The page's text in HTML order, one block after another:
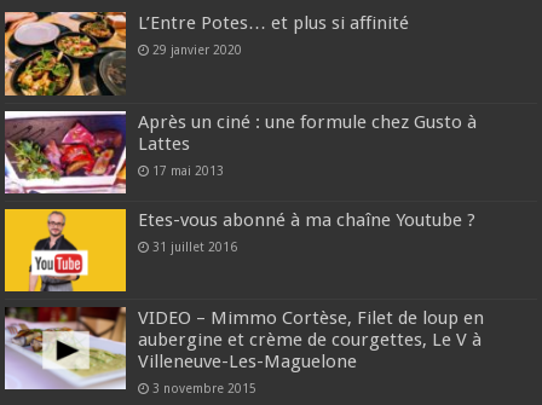
L’Entre Potes… et plus si affinité
29 janvier 2020
Après un ciné : une formule chez Gusto à
Lattes
17 mai 2013
Etes-vous abonné à ma chaîne Youtube ?
31 juillet 2016
VIDEO – Mimmo Cortèse, Filet de loup en
aubergine et crème de courgettes, Le V à
Villeneuve-Les-Maguelone
3 novembre 2015